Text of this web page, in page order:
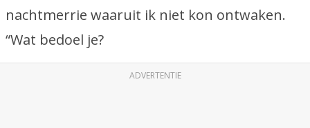
nachtmerrie waaruit ik niet kon ontwaken.
“Wat bedoel je?
ADVERTENTIE